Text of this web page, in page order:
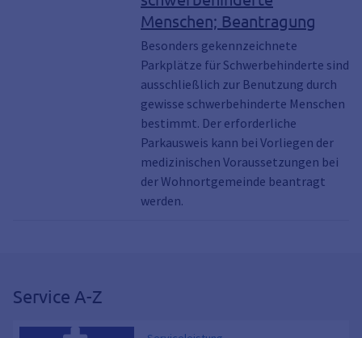
Anwohnerausweis
Menschen; Beantragung
Besonders gekennzeichnete
Parkplätze für Schwerbehinderte sind
ausschließlich zur Benutzung durch
gewisse schwerbehinderte Menschen
bestimmt. Der erforderliche
Parkausweis kann bei Vorliegen der
medizinischen Voraussetzungen bei
der Wohnortgemeinde beantragt
werden.
Service A-Z